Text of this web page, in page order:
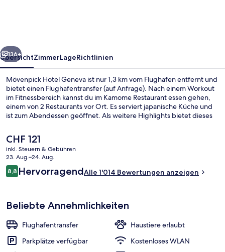
Weiter
136+
ÜbersichtZimmerLageRichtlinien
Mövenpick Hotel Geneva ist nur 1,3 km vom Flughafen entfernt und
bietet einen Flughafentransfer (auf Anfrage). Nach einem Workout
im Fitnessbereich kannst du im Kamome Restaurant essen gehen,
einem von 2 Restaurants vor Ort. Es serviert japanische Küche und
ist zum Abendessen geöffnet. Als weitere Highlights bietet dieses
Dampfbad. Andere Reisende lieben das hilfsbereite Personal. Die
Unterkunft ist nur einen kurzen Fußmarsch von den öffentlichen
Verkehrsmitteln entfernt: Zur U-Bahn läuft man 6 Minuten
(Straßenbahnhaltestelle Blandonnet) bzw. 11 Minuten
(Straßenbahnhaltestelle Avanchet).
Der
aktuelle
Preis
beträgt
CHF 121.
CHF 121
inkl. Steuern & Gebühren
23. Aug.–24. Aug.
Bewertungen
8,88,8 von 10.
HervorragendAlle 1'014 Bewertungen anzeigen
Beliebte Annehmlichkeiten
Flughafentransfer
Haustiere erlaubt
Parkplätze verfügbar
Kostenloses WLAN